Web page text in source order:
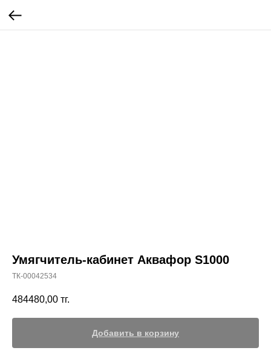
Умягчитель-кабинет Аквафор S1000
ТК-00042534
484480,00 тг.
Добавить в корзину